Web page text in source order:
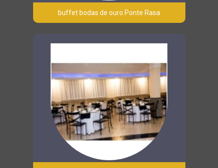
buffet bodas de ouro Ponte Rasa